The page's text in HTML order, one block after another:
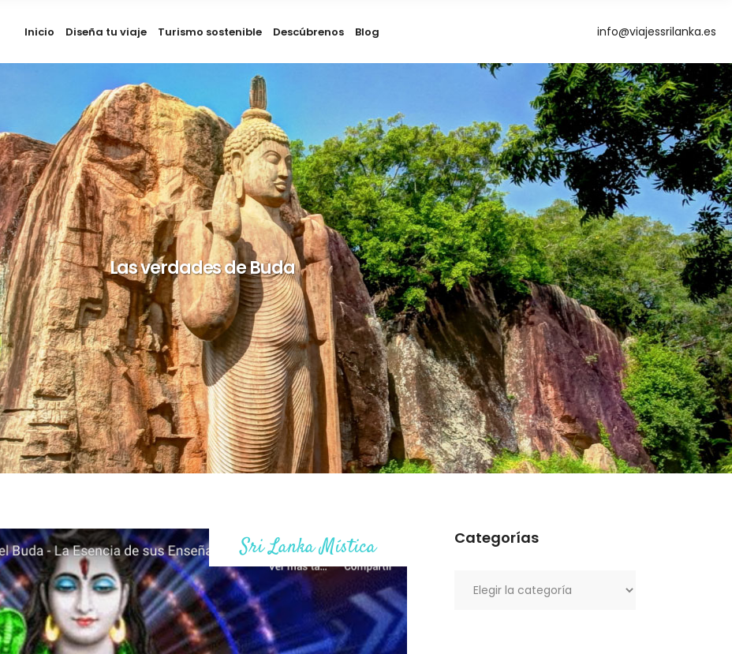
Inicio Diseña tu viaje Turismo sostenible Descúbrenos Blog info@viajessrilanka.es
Las verdades de Buda
Sri Lanka Mística Categorías